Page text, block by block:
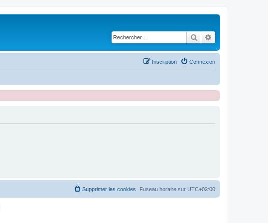
Rechercher
Connexion
Inscription
Fuseau horaire sur UTC+02:00
Supprimer les cookies